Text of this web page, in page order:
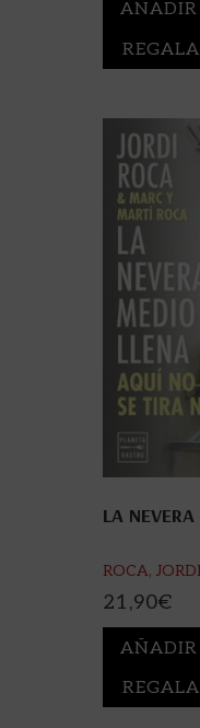
AÑADIR
LA
ROCA, JORDI
21,90€
AÑADIR